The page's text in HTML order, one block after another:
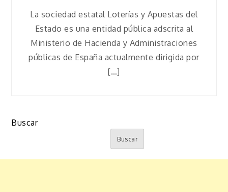
La sociedad estatal Loterías y Apuestas del
Estado es una entidad pública adscrita al
Ministerio de Hacienda y Administraciones
públicas de España actualmente dirigida por
[…]
Buscar
Buscar